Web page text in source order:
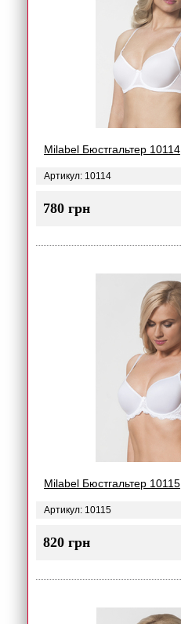
Milabel Бюстгальтер 10114
Артикул: 10114
780 грн
Milabel Бюстгальтер 10115
Артикул: 10115
820 грн